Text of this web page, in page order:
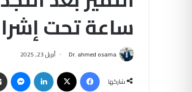
ساعة تحت
Dr. ahmed osama أبريل 23, 2025
شاركها
فيسبوك لينكدإن